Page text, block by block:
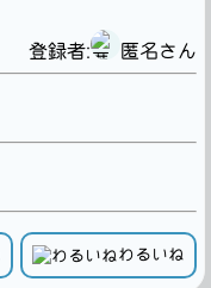
登録者:
匿名さん
わるいね